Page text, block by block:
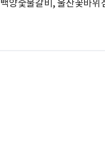
백양숯불갈비, 울산꽃바위